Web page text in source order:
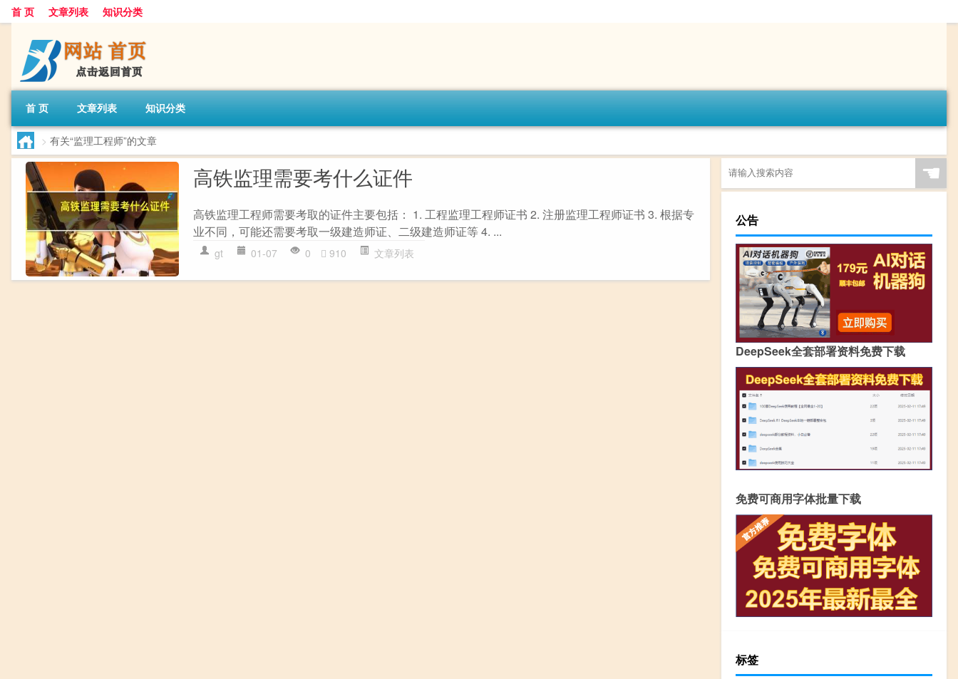
首 页 文章列表 知识分类
首 页 文章列表 知识分类
> 有关“监理工程师”的文章
高铁监理需要考什么证件
高铁监理工程师需要考取的证件主要包括： 1. 工程监理工程师证书 2. 注册监理工程师证书 3. 根据专
业不同，可能还需要考取一级建造师证、二级建造师证等 4. ...
gt 01-07 0 910 文章列表
☚
公告
DeepSeek全套部署资料免费下载
免费可商用字体批量下载
标签